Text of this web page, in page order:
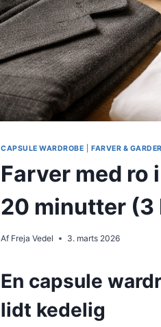
CAPSULE WARDROBE FARVER &
Farver med ro
20 minutter (3
Af Freja Vedel 3. marts 2026
En capsule
lidt kedelig